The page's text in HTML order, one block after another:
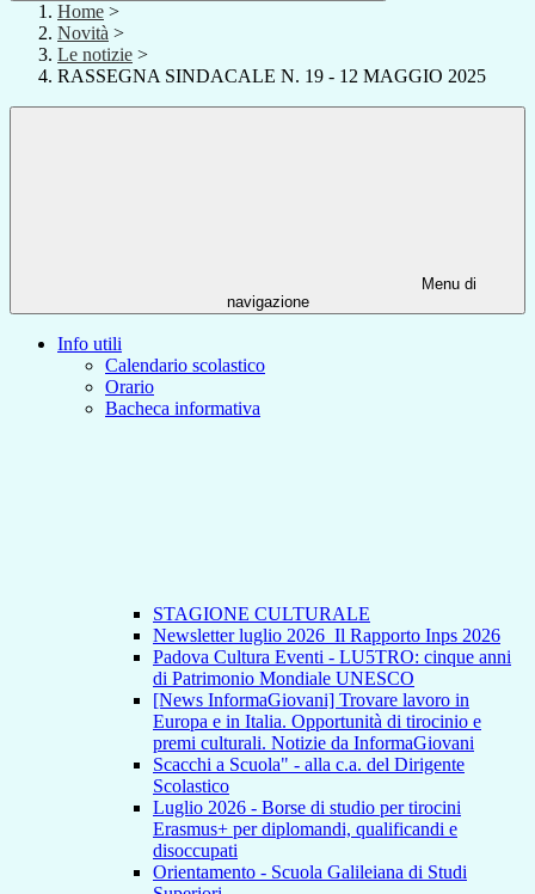
Home >
Novità >
Le notizie >
RASSEGNA SINDACALE N. 19 - 12 MAGGIO 2025
Menu di
navigazione
Info utili
Calendario scolastico
Orario
Bacheca informativa
STAGIONE CULTURALE
Newsletter luglio 2026_Il Rapporto Inps 2026
Padova Cultura Eventi - LU5TRO: cinque anni
di Patrimonio Mondiale UNESCO
[News InformaGiovani] Trovare lavoro in
Europa e in Italia. Opportunità di tirocinio e
premi culturali. Notizie da InformaGiovani
Scacchi a Scuola" - alla c.a. del Dirigente
Scolastico
Luglio 2026 - Borse di studio per tirocini
Erasmus+ per diplomandi, qualificandi e
disoccupati
Orientamento - Scuola Galileiana di Studi